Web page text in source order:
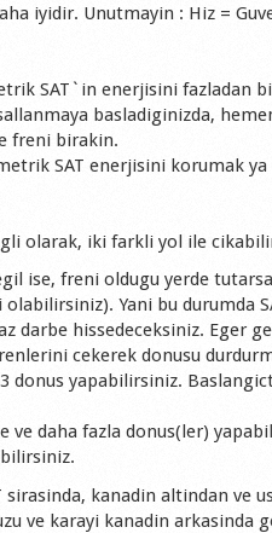
iyidir. Unutmayin : Hiz =
SAT`in enerjisini fazladan
basladiginizda,
freni birakin.
SAT enerjisini korumak
olarak, iki farkli yol ile
ise, freni oldugu yerde
olabilirsiniz). Yani bu
darbe hissedeceksiniz. Eger
cekerek donusu
donus yapabilirsiniz.
ve daha fazla donus(ler)
kanadin altindan ve
ve karayi kanadin arkasinda